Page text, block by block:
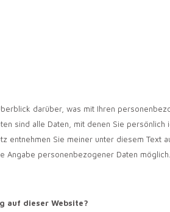
darüber, was mit Ihren
sind alle Daten, mit denen Sie persönlich
entnehmen Sie meiner unter diesem Text
Angabe personenbezogener Daten möglich.
auf dieser Website?